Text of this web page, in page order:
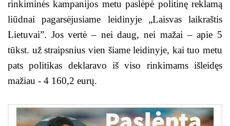
rinkiminės kampanijos metu paslėpė politinę reklamą
liūdnai pagarsėjusiame leidinyje „Laisvas laikraštis
Lietuvai”. Jos vertė – nei daug, nei mažai – apie 5
tūkst. už straipsnius vien šiame leidinyje, kai tuo metu
pats politikas deklaravo iš viso rinkimams išleidęs
mažiau - 4 160,2 eurų.